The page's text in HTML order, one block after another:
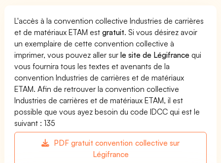
L'accès à la convention collective Industries de carrières
et de matériaux ETAM estgratuit. Si vous désirez avoir
un exemplaire de cette convention collective à
imprimer, vous pouvez aller surle site de Légifrance qui
vous fournira tous les textes et avenants de la
convention Industries de carrières et de matériaux
ETAM. Afin de retrouver la convention collective
Industries de carrières et de matériaux ETAM, il est
possible que vous ayez besoin du code IDCC qui est le
suivant : 135
PDF gratuit convention collective sur
Légifrance